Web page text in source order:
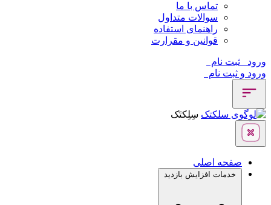
تماس با ما
سوالات متداول
راهنمای استفاده
قوانین و مقرارت
ورود
ثبت نام
ورود و ثبت نام
سِلِکتَک
صفحه اصلی
خدمات افزایش بازدید